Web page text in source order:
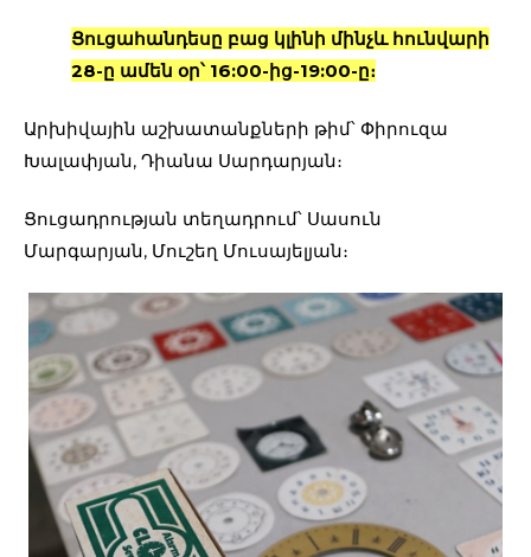
Ցուցահանդեսը բաց կլինի մինչև հունվարի
28-ը ամեն օր՝ 16:00-ից-19:00-ը։
Արխիվային աշխատանքների թիմ՝ Փիրուզա
Խալափյան, Դիանա Սարդարյան։
Ցուցադրության տեղադրում՝ Սասուն
Մարգարյան, Մուշեղ Մուսայելյան։